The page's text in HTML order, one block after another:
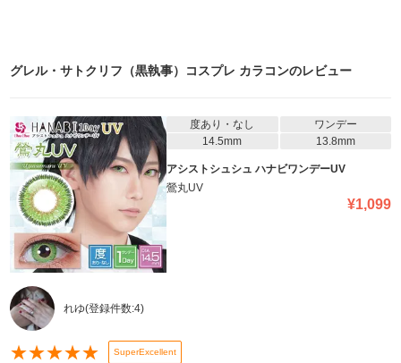
グレル・サトクリフ（黒執事）コスプレ カラコンのレビュー
度あり・なし
ワンデー
14.5mm
13.8mm
アシストシュシュ ハナビワンデーUV
鶯丸UV
¥1,099
れゆ(登録件数:4)
★★★★★ SuperExcellent